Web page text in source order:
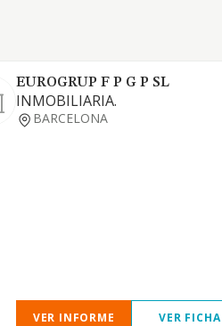
EUROGRUP F P G P SL
INMOBILIARIA.
BARCELONA
VER INFORME VER FICHA